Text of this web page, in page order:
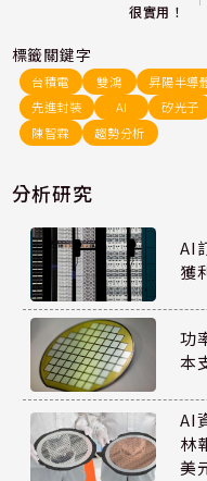
很實用！
標籤關鍵字
台積電 雙鴻 昇陽半導
先進封裝
AI 矽光子
陳智霖
趨勢分析
分析研究
AI
獲
功
本
AI
林
美